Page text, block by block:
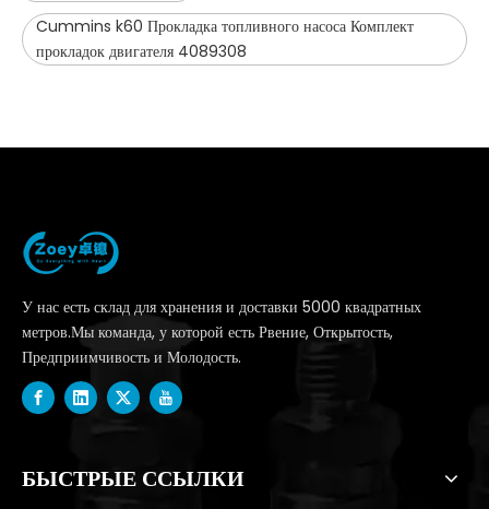
Cummins k60 Прокладка топливного насоса Комплект
прокладок двигателя 4089308
У нас есть склад для хранения и доставки 5000 квадратных
метров.Мы команда, у которой есть Рвение, Открытость,
Предприимчивость и Молодость.
БЫСТРЫЕ ССЫЛКИ